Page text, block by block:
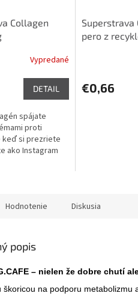
Collagen
Vypredané
DETAIL
spájate
proti
keď si prezriete
ako Instagram
Superstrava
pero z
€0,66
Hodnotenie Diskusia
popis
– nielen že dobre chutí
škoricou na podporu metabolizmu